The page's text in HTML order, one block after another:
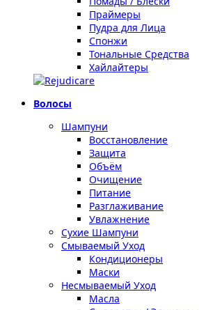
Праймеры
Пудра для Лица
Спонжи
Тональные Средства
Хайлайтеры
Волосы
Шампуни
Восстановление
Защита
Объём
Очищение
Питание
Разглаживание
Увлажнение
Сухие Шампуни
Смываемый Уход
Кондиционеры
Маски
Несмываемый Уход
Масла